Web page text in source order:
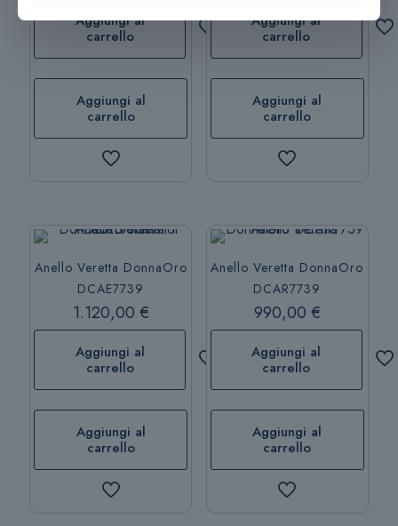
Aggiungi al
carrello
Aggiungi al
carrello
Aggiungi al
carrello
Aggiungi al
carrello
Anello Veretta DonnaOro
DCAE7739
1.120,00 €
Aggiungi al
carrello
Aggiungi al
carrello
Anello Veretta DonnaOro
DCAR7739
990,00 €
Aggiungi al
carrello
Aggiungi al
carrello